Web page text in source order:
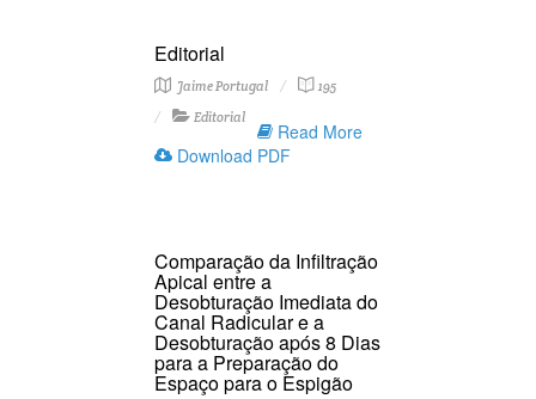
Editorial
Jaime Portugal
195
Editorial
Read More
Download PDF
Comparação da Infiltração
Apical entre a
Desobturação Imediata do
Canal Radicular e a
Desobturação após 8 Dias
para a Preparação do
Espaço para o Espigão